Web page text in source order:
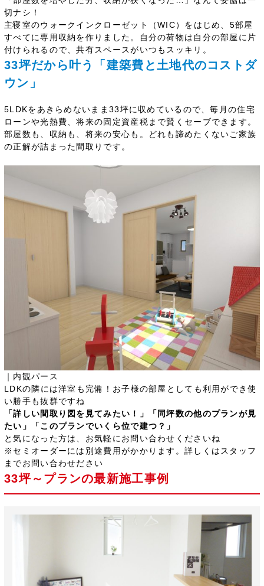
切ナシ！
主寝室のウォークインクローゼット（WIC）をはじめ、5部屋
すべてに専用収納を作りました。自分の荷物は自分の部屋に片
付けられるので、共有スペースがいつもスッキリ。
33坪だから叶う「建築費と土地代のコストダ
ウン」
5LDKをあきらめないまま33坪に収めているので、毎月の住宅
ローンや光熱費、将来の固定資産税まで賢くセーブできます。
部屋数も、収納も、将来の安心も。どれも諦めたくないご家族
の正解が詰まった間取りです。
｜内観パース
LDKの隣には洋室も完備！お子様の部屋としても利用ができ使
い勝手も抜群ですね
「詳しい間取り図を見てみたい！」「同坪数の他のプランが見
たい」「このプランでいくら位で建つ？」
と気になった方は、お気軽にお問い合わせくださいね
※セミオーダーには別途費用がかかります。詳しくはスタッフ
までお問い合わせださい
33坪～プランの最新施工事例